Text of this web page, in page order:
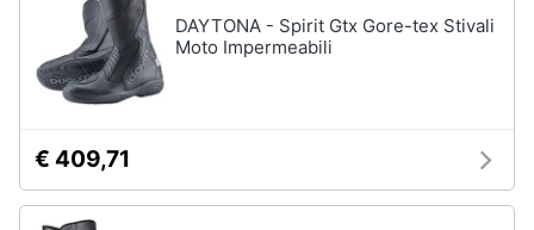
Festività
ricorrenze
Promozioni
Vestiari
DAYTONA - Spirit Gtx Gore-tex Stivali
Moto Impermeabili
€ 409,71